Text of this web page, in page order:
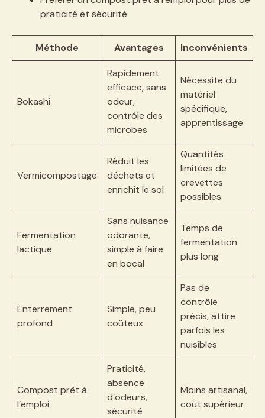
praticité et sécurité
Méthode Avantages Inconvénients
Bokashi
Rapidement
efficace, sans
odeur,
contrôle des
microbes
Nécessite du
matériel
spécifique,
apprentissage
Vermicompostage
Réduit les
déchets et
enrichit le sol
Quantités
limitées de
crevettes
possibles
Fermentation
lactique
Sans nuisance
odorante,
simple à faire
en bocal
Temps de
fermentation
plus long
Enterrement
profond
Simple, peu
coûteux
Pas de
contrôle
précis, attire
parfois les
nuisibles
Compost prêt à
l’emploi
Praticité,
absence
d’odeurs,
sécurité
Moins artisanal,
coût supérieur